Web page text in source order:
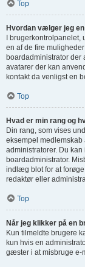
Top
Hvordan vælger jeg
I
en af de fire
boardadministrator der
avatarer der kan
kontakt da venligst en
Top
Hvad er min rang og
Din rang, som vises
eksempel medlemskab
administratorer. Du
boardadministrator.
indlæg blot for at
redaktør eller
Top
Når jeg klikker på en
Kun tilmeldte brugere
kun hvis en
gæster i at misbruge e-